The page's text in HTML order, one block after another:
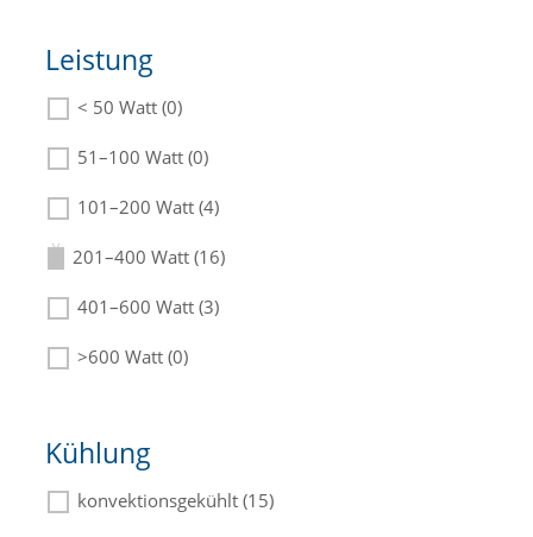
Die passenden Netzteile finden Sie in der
Beschreibung.
Leistung
< 50 Watt (0)
51–100 Watt (0)
101–200 Watt (4)
201–400 Watt (16)
401–600 Watt (3)
>600 Watt (0)
Kühlung
konvektionsgekühlt (15)